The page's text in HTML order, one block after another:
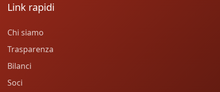
Link rapidi
Chi siamo
Trasparenza
Bilanci
Soci